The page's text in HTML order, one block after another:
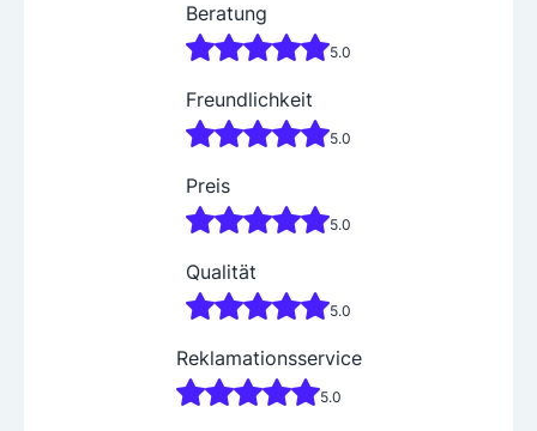
Beratung
5.0
Freundlichkeit
5.0
Preis
5.0
Qualität
5.0
Reklamationsservice
5.0